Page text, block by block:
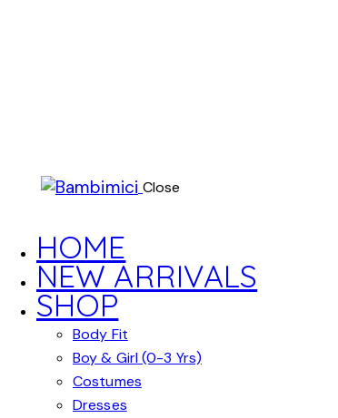
Close
HOME
NEW ARRIVALS
SHOP
Body Fit
Boy & Girl (0-3 Yrs)
Costumes
Dresses